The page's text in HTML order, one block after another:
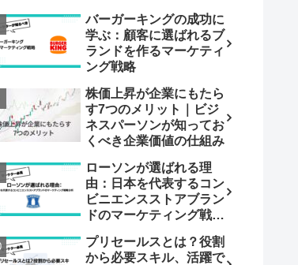
バーガーキングの成功に
学ぶ：顧客に選ばれるブ
ランドを作るマーケティ
ング戦略
株価上昇が企業にもたら
す7つのメリット｜ビジ
ネスパーソンが知ってお
くべき企業価値の仕組み
ローソンが選ばれる理
由：日本を代表するコン
ビニエンスストアブラン
ドのマーケティング戦略
プリセールスとは？役割
から必要スキル、活躍で